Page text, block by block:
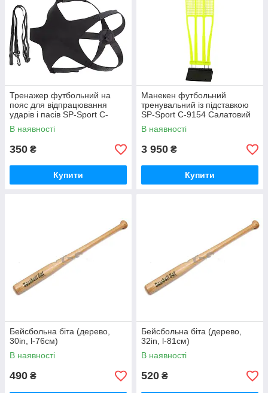
Тренажер футбольний на
пояс для відпрацювання
ударів і пасів SP-Sport C-
6346 Чорний
В наявності
350 ₴
Купити
Манекен футбольний
тренувальний із підставкою
SP-Sport C-9154 Салатовий
В наявності
3 950 ₴
Купити
Бейсбольна біта (дерево,
30in, l-76см)
В наявності
490 ₴
Бейсбольна біта (дерево,
32in, l-81см)
В наявності
520 ₴